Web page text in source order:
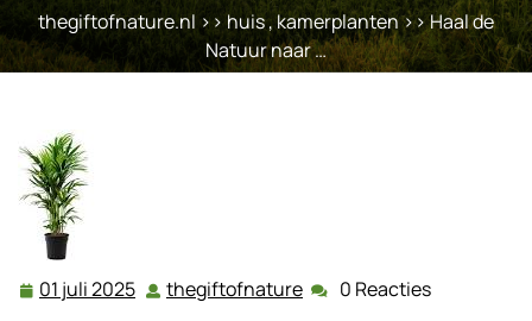
thegiftofnature.nl >>huis,kamerplanten>> Haal de
Natuur naar …
01 juli 2025 01 thegiftofnature thegiftofnature
0 Reacties